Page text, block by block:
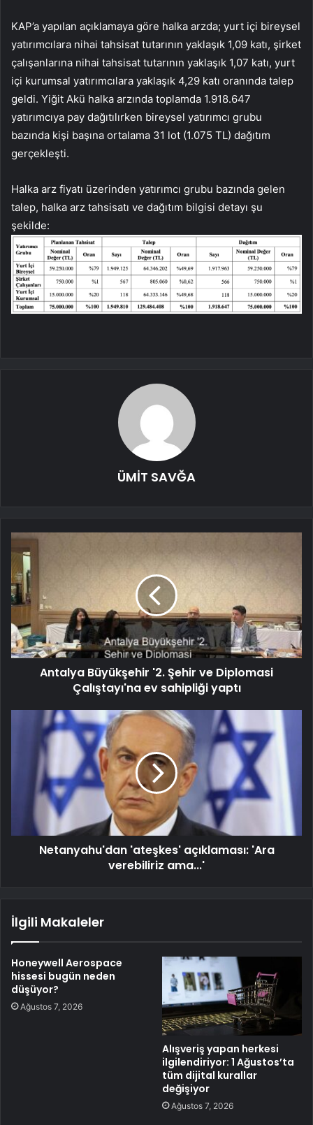
KAP’a yapılan açıklamaya göre halka arzda; yurt içi bireysel
yatırımcılara nihai tahsisat tutarının yaklaşık 1,09 katı, şirket
çalışanlarına nihai tahsisat tutarının yaklaşık 1,07 katı, yurt
içi kurumsal yatırımcılara yaklaşık 4,29 katı oranında talep
geldi. Yiğit Akü halka arzında toplamda 1.918.647
yatırımcıya pay dağıtılırken bireysel yatırımcı grubu
bazında kişi başına ortalama 31 lot (1.075 TL) dağıtım
gerçekleşti.
Halka arz fiyatı üzerinden yatırımcı grubu bazında gelen
talep, halka arz tahsisatı ve dağıtım bilgisi detayı şu
şekilde:
ÜMİT SAVĞA
Antalya Büyükşehir '2. Şehir ve Diplomasi
Çalıştayı'na ev sahipliği yaptı
Netanyahu'dan 'ateşkes' açıklaması: 'Ara
verebiliriz ama...'
İlgili Makaleler
Honeywell Aerospace
hissesi bugün neden
düşüyor?
Ağustos 7, 2026
Alışveriş yapan herkesi
ilgilendiriyor: 1 Ağustos’ta
tüm dijital kurallar
değişiyor
Ağustos 7, 2026